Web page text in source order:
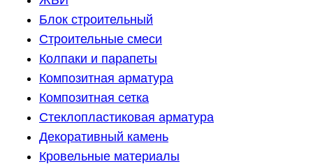
Блок строительный
Строительные смеси
Колпаки и парапеты
Композитная арматура
Композитная сетка
Стеклопластиковая арматура
Декоративный камень
Кровельные материалы